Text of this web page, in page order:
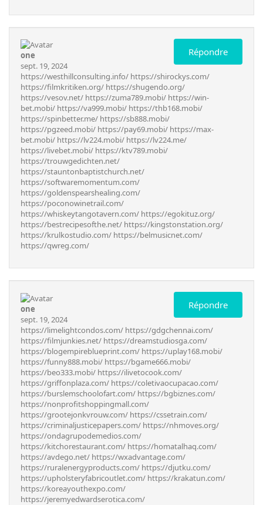
Répondre
one
sept. 19, 2024
https://westhillconsulting.info/ https://shirockys.com/
https://filmkritiken.org/ https://shugendo.org/
https://vesov.net/ https://zuma789.mobi/ https://win-
bet.mobi/ https://va999.mobi/ https://thb168.mobi/
https://spinbetter.me/ https://sb888.mobi/
https://pgzeed.mobi/ https://pay69.mobi/ https://max-
bet.mobi/ https://lv224.mobi/ https://lv224.me/
https://livebet.mobi/ https://ktv789.mobi/
https://trouwgedichten.net/
https://stauntonbaptistchurch.net/
https://softwaremomentum.com/
https://goldenspearshealing.com/
https://poconowinetrail.com/
https://whiskeytangotavern.com/ https://egokituz.org/
https://bestrecipesofthe.net/ https://kingstonstation.org/
https://krulkostudio.com/ https://belmusicnet.com/
https://qwreg.com/
Répondre
one
sept. 19, 2024
https://limelightcondos.com/ https://gdgchennai.com/
https://filmjunkies.net/ https://dreamstudiosga.com/
https://blogempireblueprint.com/ https://uplay168.mobi/
https://funny888.mobi/ https://bgame666.mobi/
https://beo333.mobi/ https://ilivetocook.com/
https://griffonplaza.com/ https://coletivaocupacao.com/
https://burslemschoolofart.com/ https://bgbiznes.com/
https://nonprofitshoppingmall.com/
https://grootejonkvrouw.com/ https://cssetrain.com/
https://criminaljusticepapers.com/ https://nhmoves.org/
https://ondagrupodemedios.com/
https://kitchorestaurant.com/ https://homatalhaq.com/
https://avdego.net/ https://wxadvantage.com/
https://ruralenergyproducts.com/ https://djutku.com/
https://upholsteryfabricoutlet.com/ https://krakatun.com/
https://koreayouthexpo.com/
https://jeremyedwardserotica.com/